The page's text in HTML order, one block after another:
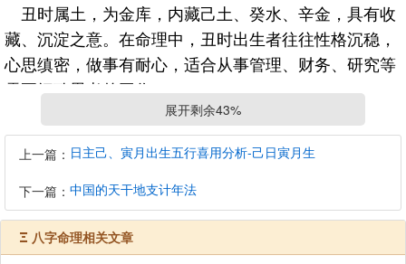
丑时属土，为金库，内藏己土、癸水、辛金，具有收
藏、沉淀之意。在命理中，丑时出生者往往性格沉稳，
心思缜密，做事有耐心，适合从事管理、财务、研究等
需要细致思考的工作。
若八字中已有多个土或金元素，丑时将进一步增强其
力量，可能构成“土厚埋金”之象，此时需大运流年引通
身立业。
不同年份出生的差异
展开剩余43%
上一篇： 日主己、寅月出生五行喜用分析-己日寅月生
下一篇： 中国的天干地支计年法
Ξ 八字命理相关文章